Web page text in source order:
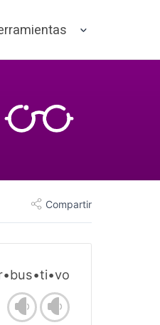
Compartir